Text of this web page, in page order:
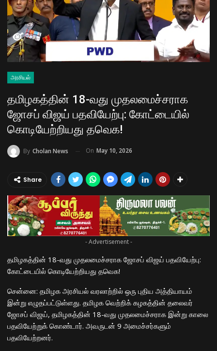
அரசியல்
தமிழகத்தின் 18-வது முதலமைச்சராக
ஜோசப் விஜய் பதவியேற்பு: கோட்டையில்
கொடியேற்றியது தவெக!
By Cholan News On May 10, 2026
Share
- Advertisement -
தமிழகத்தின் 18-வது முதலமைச்சராக ஜோசப் விஜய் பதவியேற்பு:
கோட்டையில் கொடியேற்றியது தவெக!
​சென்னை: தமிழக அரசியல் வரலாற்றில் ஒரு புதிய அத்தியாயம்
இன்று எழுதப்பட்டுள்ளது. தமிழக வெற்றிக் கழகத்தின் தலைவர்
ஜோசப் விஜய், தமிழகத்தின் 18-வது முதலமைச்சராக இன்று காலை
பதவியேற்றுக் கொண்டார். அவருடன் 9 அமைச்சர்களும்
பதவியேற்றனர்.